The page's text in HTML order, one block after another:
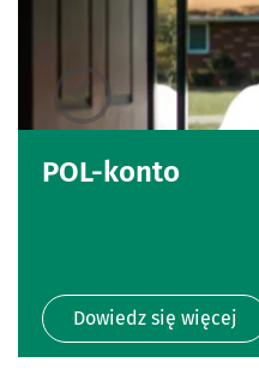
POL-konto
Dowiedz się więcej